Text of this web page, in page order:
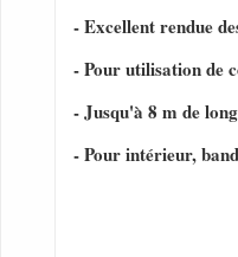
- Excellent rendue
- Pour utilisation de
- Jusqu'à 8 m de
- Pour intérieur,